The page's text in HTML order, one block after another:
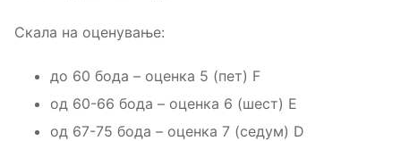
Скала на оценување:
до 60 бода – оценка 5 (пет) F
од 60-66 бода – оценка 6 (шест) E
од 67-75 бода – оценка 7 (седум) D